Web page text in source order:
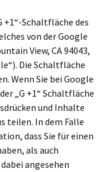
+1“-Schaltfläche des
von der Google
View, CA 94043,
Die Schaltfläche
Wenn Sie bei Google
„G +1“ Schaltfläche
und Inhalte
teilen. In dem Falle
dass Sie für einen
als auch
angesehen